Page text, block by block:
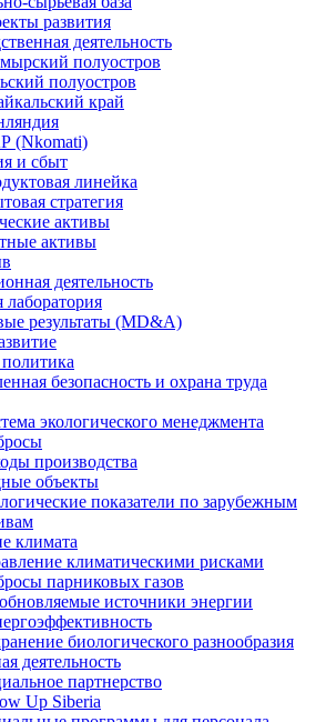
развития
деятельность
полуостров
полуостров
край
(Nkomati)
и сбыт
линейка
стратегия
активы
активы
деятельность
результаты (MD&A)
безопасность и охрана труда
экологического менеджмента
производства
объекты
показатели по зарубежным
климата
климатическими рисками
парниковых газов
источники энергии
биологического разнообразия
деятельность
партнерство
Up Siberia